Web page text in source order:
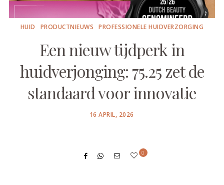
HUID PRODUCTNIEUWS PROFESSIONELE HUIDVERZORGING
Een nieuw tijdperk in
huidverjonging: 75.25 zet de
standaard voor innovatie
POSTED
16 APRIL, 2026
0